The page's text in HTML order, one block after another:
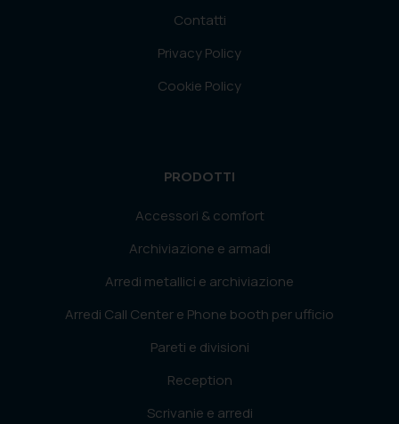
Contatti
Privacy Policy
Cookie Policy
PRODOTTI
Accessori & comfort
Archiviazione e armadi
Arredi metallici e archiviazione
Arredi Call Center e Phone booth per ufficio
Pareti e divisioni
Reception
Scrivanie e arredi